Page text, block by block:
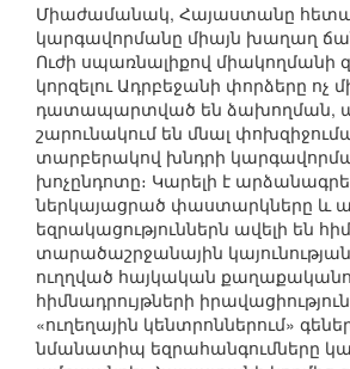
Միաժամանակ, Հայաստանը
կարգավորմանը միայն խաղաղ
Ուժի սպառնալիքով միակողմանի
կորզելու Ադրբեջանի փորձերը ոչ
դատապարտված են ձախողման,
շարունակում են մնալ
տարբերակով խնդրի
խոչընդոտը։ Կարելի է
ներկայացրած փաստարկները և
եզրակացություններն ավելի են
տարածաշրջանային
ուղղված հայկական
հիմնադրույթների
«ուղեղային կենտրոններում»
նմանատիպ եզրահանգումները